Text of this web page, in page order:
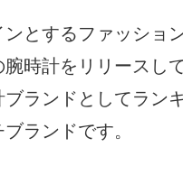
とするファッショ
時計をリリースし
ランドとしてラン
ランドです。